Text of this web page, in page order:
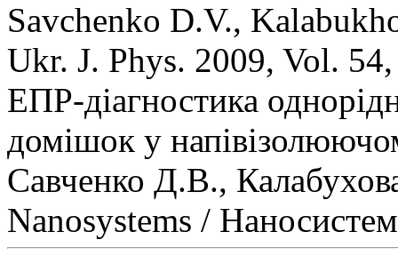
Savchenko D.V.,
Ukr. J. Phys. 2009, Vol.
ЕПР-діагностика
домішок у
Савченко Д.В.,
Nanosystems /